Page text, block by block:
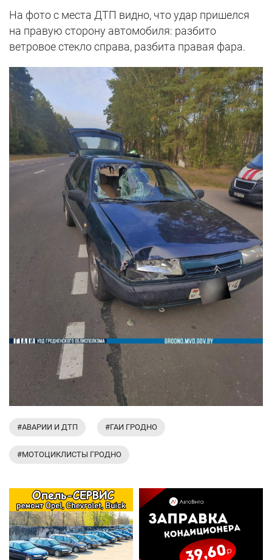
На фото с места ДТП видно, что удар пришелся
на правую сторону автомобиля: разбито
ветровое стекло справа, разбита правая фара.
#АВАРИИ И ДТП #ГАИ ГРОДНО
#МОТОЦИКЛИСТЫ ГРОДНО